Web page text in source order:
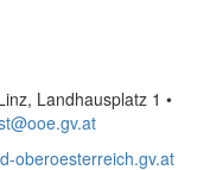
Landhausplatz 1 •
oberoesterreich.gv.at